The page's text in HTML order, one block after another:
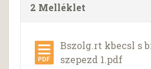
2 Melléklet
Bszolg.rt kbecsl s
szepezd 1.pdf